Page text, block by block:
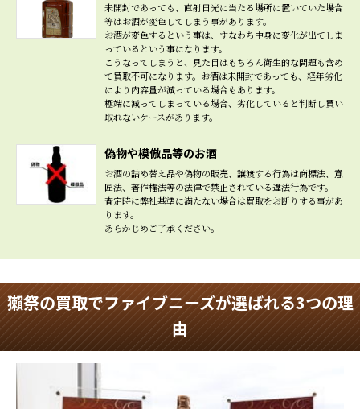
未開封であっても、直射日光に当たる場所に置いていた場合
等はお酒が変色してしまう事があります。
お酒が変色するという事は、すなわち中身に変化が出てしま
っているという事になります。
こうなってしまうと、見た目はもちろん衛生的な問題も含め
て買取不可になります。お酒は未開封であっても、経年劣化
により内容量が減っている場合もあります。
極端に減ってしまっている場合、劣化していると判断し買い
取れないケースがあります。
偽物や模倣品等のお酒
お酒の詰め替え品や偽物の販売、譲渡する行為は商標法、意
匠法、著作権法等の法律で禁止されている違法行為です。
査定時に弊社基準に満たない場合は買取をお断りする事があ
ります。
あらかじめご了承ください。
獺祭の買取でファイブニーズが選ばれる3つの理
由